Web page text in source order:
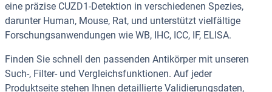
eine präzise CUZD1-Detektion in verschiedenen Spezies,
darunter Human, Mouse, Rat, und unterstützt vielfältige
Forschungsanwendungen wie WB, IHC, ICC, IF, ELISA.
Finden Sie schnell den passenden Antikörper mit unseren
Such-, Filter- und Vergleichsfunktionen. Auf jeder
Produktseite stehen Ihnen detaillierte Validierungsdaten,